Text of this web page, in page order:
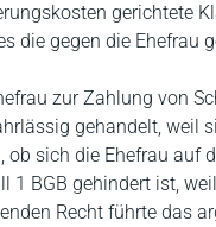
gerichtete
die gegen die Ehefrau
zur Zahlung von
gehandelt, weil
ob sich die Ehefrau
1 BGB gehindert ist,
Recht führte das